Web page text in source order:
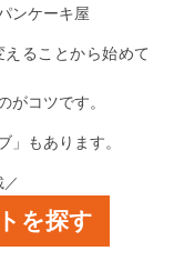
ンケーキ屋
ることから始めて
がコツです。
」もあります。
を探す